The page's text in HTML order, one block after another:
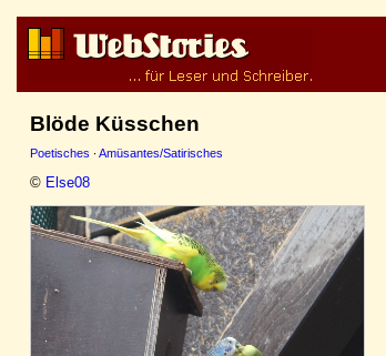
Blöde Küsschen
Poetisches · Amüsantes/Satirisches
© Else08